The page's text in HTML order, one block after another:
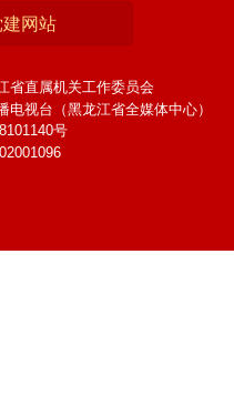
网站
省直属机关工作委员会
电视台（黑龙江省全媒体中心）
号